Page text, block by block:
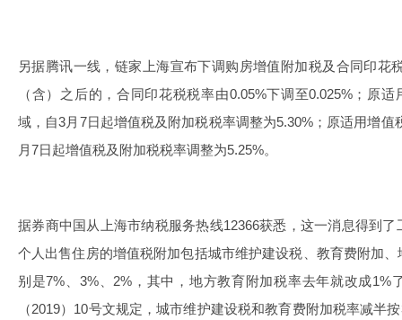
另据腾讯一线，链家上海宣布下调购房增值附加税及合同印花
（含）之后的，合同印花税税率由0.05%下调至0.025%；原
域，自3月7日起增值税及附加税税率调整为5.30%；原适用增值
月7日起增值税及附加税税率调整为5.25%。
据券商中国从上海市纳税服务热线12366获悉，这一消息得到
个人出售住房的增值税附加包括城市维护建设税、教育费附加
别是7%、3%、2%，其中，地方教育附加税率去年就改成1%
（2019）10号文规定，城市维护建设税和教育费附加税率减半